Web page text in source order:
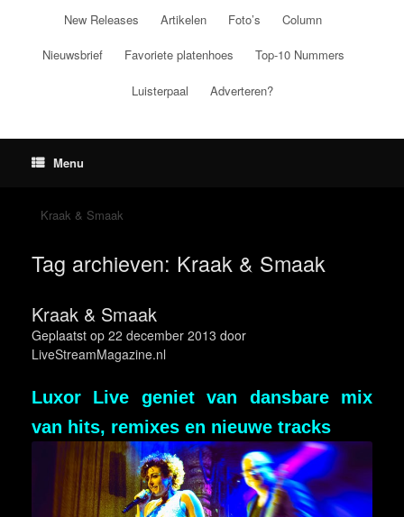
New Releases Artikelen Foto’s Column
Nieuwsbrief Favoriete platenhoes Top-10 Nummers
Luisterpaal Adverteren?
Menu
Kraak & Smaak
Tag archieven: Kraak & Smaak
Kraak & Smaak
Geplaatst op 22 december 2013 door
LiveStreamMagazine.nl
Luxor Live geniet van dansbare mix
van hits, remixes en nieuwe tracks